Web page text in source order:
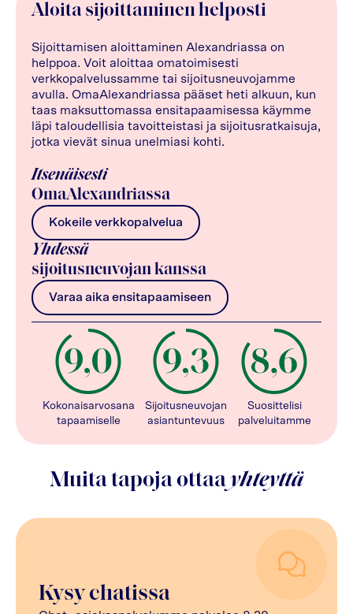
Aloita sijoittaminen helposti
Sijoittamisen aloittaminen Alexandriassa on
helppoa. Voit aloittaa omatoimisesti
verkkopalvelussamme tai sijoitusneuvojamme
avulla. OmaAlexandriassa pääset heti alkuun, kun
taas maksuttomassa ensitapaamisessa käymme
läpi taloudellisia tavoitteistasi ja sijoitusratkaisuja,
jotka vievät sinua unelmiasi kohti.
Itsenäisesti
OmaAlexandriassa
Kokeile verkkopalvelua
Yhdessä
sijoitusneuvojan kanssa
Varaa aika ensitapaamiseen
Kokonaisarvosana
tapaamiselle
Sijoitusneuvojan
asiantuntevuus
Suosittelisi
palveluitamme
Muita tapoja ottaayhteyttä
Kysy chatissa